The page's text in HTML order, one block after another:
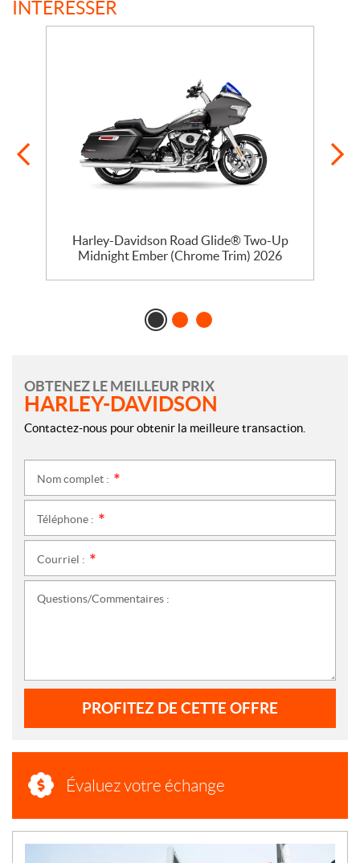
INTÉRESSER
Harley-Davidson Road Glide® Two-Up
Midnight Ember (Chrome Trim) 2026
OBTENEZ LE MEILLEUR PRIX
HARLEY-DAVIDSON
Contactez-nous pour obtenir la meilleure transaction.
Nom complet :
Téléphone :
Courriel :
Questions/Commentaires :
PROFITEZ DE CETTE OFFRE
Évaluez votre échange